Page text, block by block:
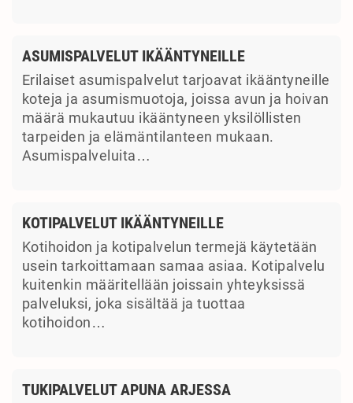
ASUMISPALVELUT IKÄÄNTYNEILLE
Erilaiset asumispalvelut tarjoavat ikääntyneille
koteja ja asumismuotoja, joissa avun ja hoivan
määrä mukautuu ikääntyneen yksilöllisten
tarpeiden ja elämäntilanteen mukaan.
Asumispalveluita…
KOTIPALVELUT IKÄÄNTYNEILLE
Kotihoidon ja kotipalvelun termejä käytetään
usein tarkoittamaan samaa asiaa. Kotipalvelu
kuitenkin määritellään joissain yhteyksissä
palveluksi, joka sisältää ja tuottaa
kotihoidon…
TUKIPALVELUT APUNA ARJESSA